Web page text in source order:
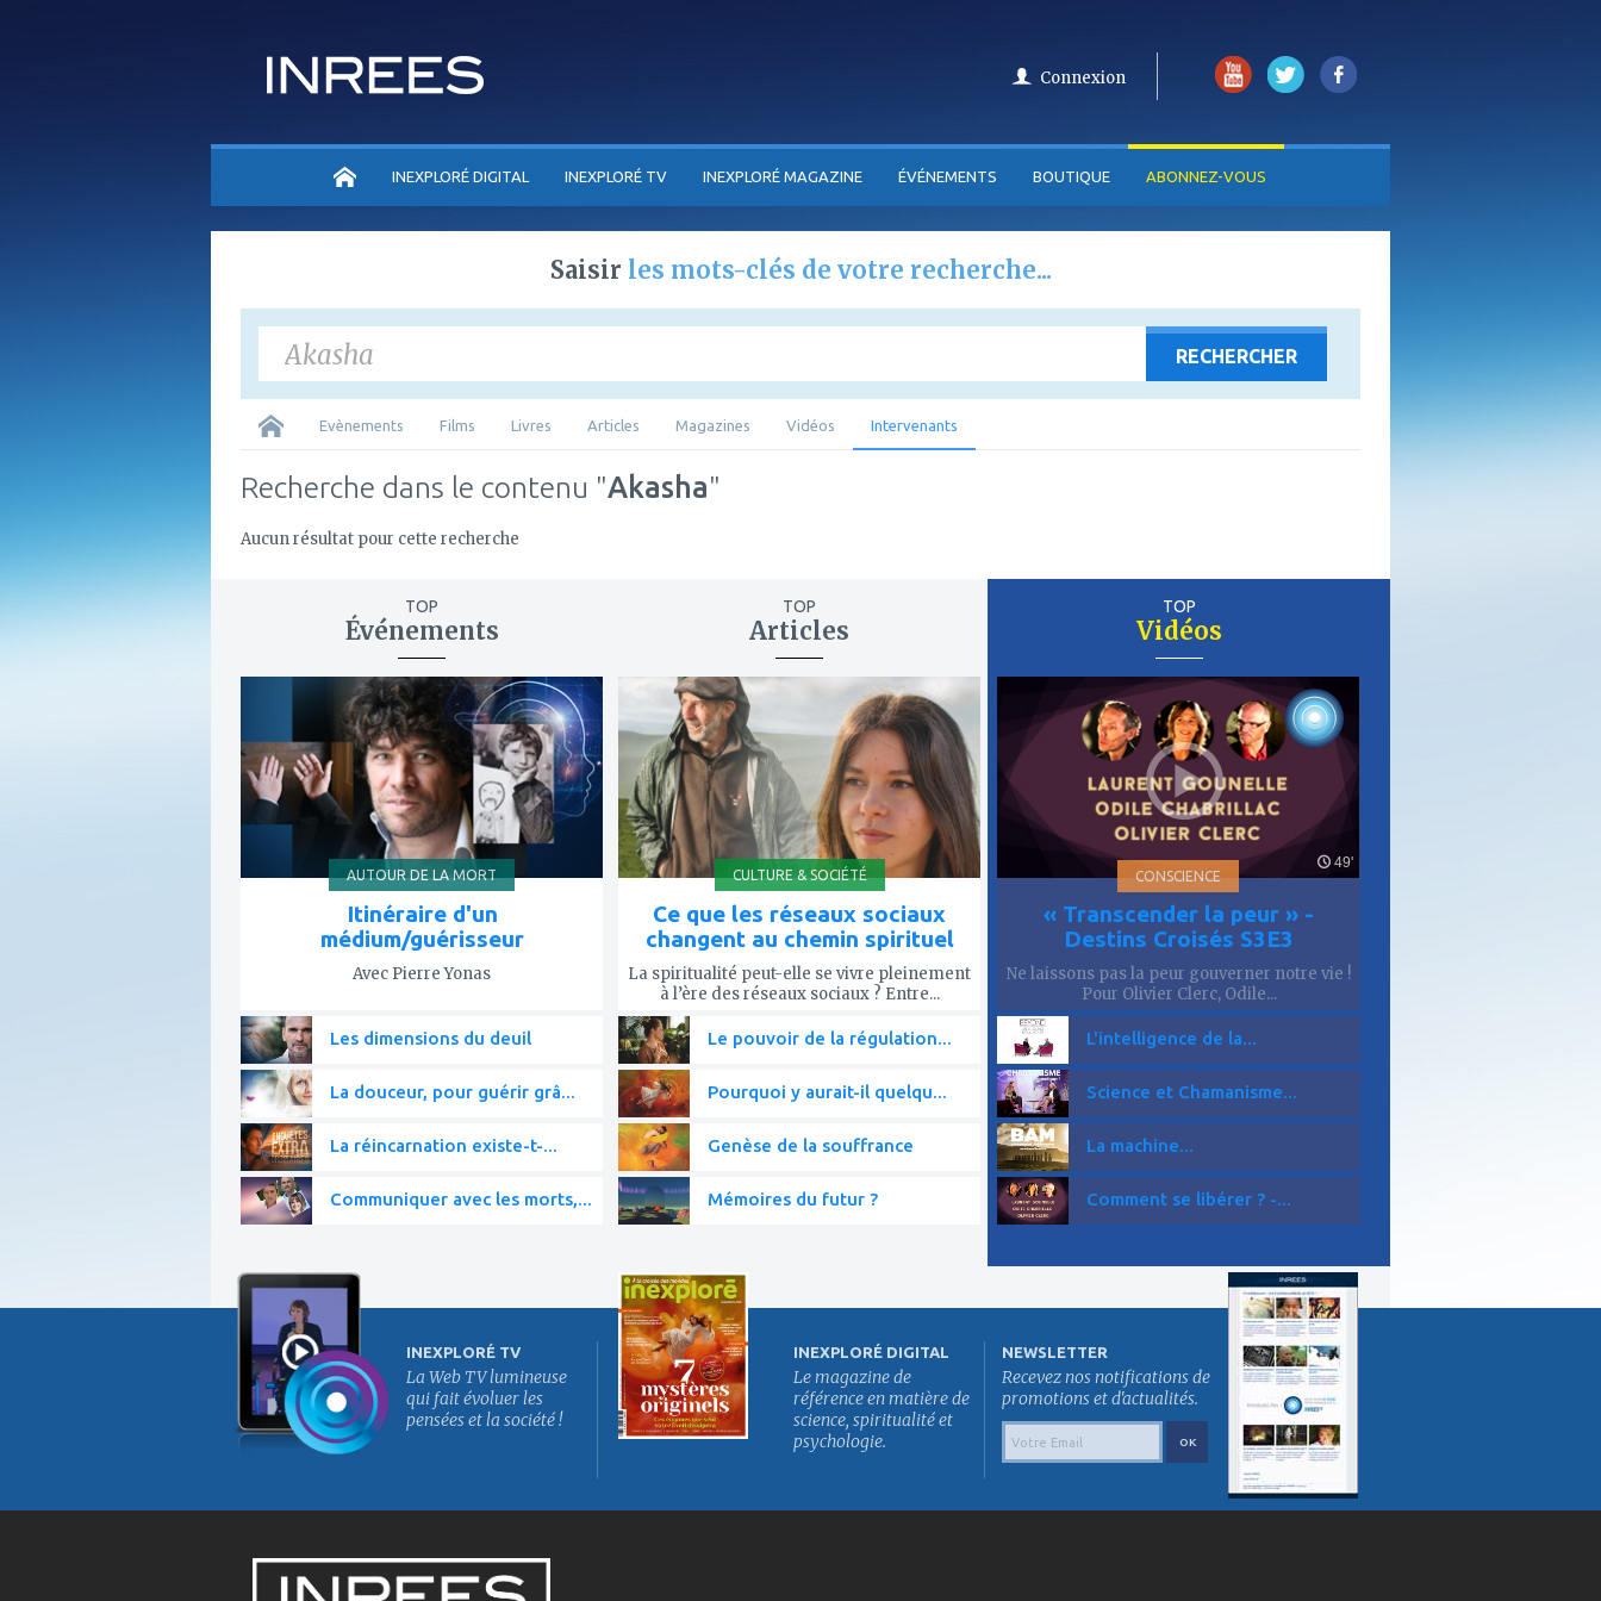
Connexion
ACCUEILINEXPLORÉ DIGITAL INEXPLORÉ TV INEXPLORÉ MAGAZINE ÉVÉNEMENTS BOUTIQUE ABONNEZ-VOUS
Saisir les mots-clés de votre recherche...
Evènements Films Livres Articles Magazines Vidéos Intervenants
Recherche dans le contenu "Akasha"
Aucun résultat pour cette recherche
TOP
Événements
AUTOUR DE LA MORT
Itinéraire d'un
médium/guérisseur
Avec Pierre Yonas
Les dimensions du deuil
La douceur, pour guérir grâ...
La réincarnation existe-t-...
Communiquer avec les morts,...
TOP
Articles
mes
favoris
CULTURE & SOCIÉTÉ
Ce que les réseaux sociaux
changent au chemin spirituel
La spiritualité peut-elle se vivre pleinement
à l’ère des réseaux sociaux ? Entre...
Le pouvoir de la régulation...
Pourquoi y aurait-il quelqu...
Genèse de la souffrance
Mémoires du futur ?
TOP
Vidéos
mes
favoris
49'
CONSCIENCE
« Transcender la peur » -
Destins Croisés S3E3
Ne laissons pas la peur gouverner notre vie !
Pour Olivier Clerc, Odile...
L'intelligence de la...
Science et Chamanisme...
La machine...
Comment se libérer ? -...
INEXPLORÉ TV
La Web TV lumineuse
qui fait évoluer les
pensées et la société !
INEXPLORÉ DIGITAL
Le magazine de
référence en matière de
science, spiritualité et
psychologie.
NEWSLETTER
Recevez nos notifications de
promotions et d'actualités.